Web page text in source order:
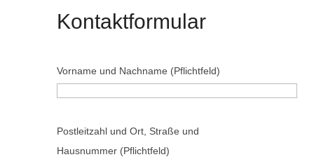
Kontaktformular
Vorname und Nachname (Pflichtfeld)
Postleitzahl und Ort, Straße und
Hausnummer (Pflichtfeld)